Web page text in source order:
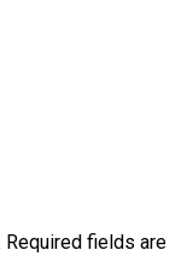
Required fields are